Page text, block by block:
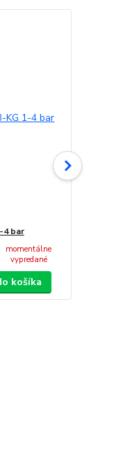
4 bar
momentálne
vypredané
košíka